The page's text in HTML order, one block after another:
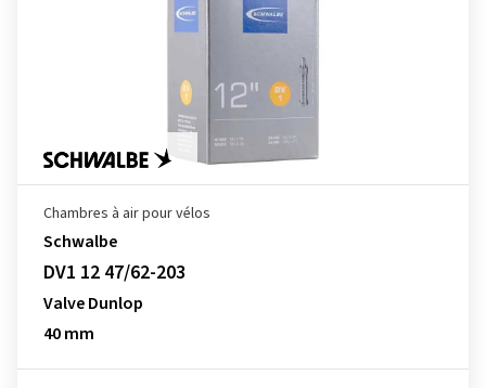
Chambres à air pour vélos
Schwalbe
DV1 12 47/62-203
Valve Dunlop
40 mm